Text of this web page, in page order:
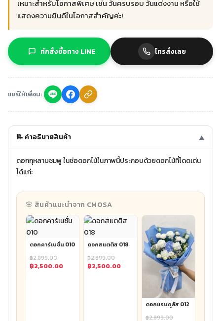
เหมาะสำหรับโอกาสพิเศษ เช่น วันครบรอบ วันแต่งงาน หรือใช้
แสดงความยินดีในโอกาสสำคัญค่ะ!
ทักสั่งซื้อทาง LINE โทรสั่งเลย
แชร์ให้เพื่อน:
📝 คำอธิบายสินค้า ▼
ดอกกุหลาบชมพู ในช่อดอกไม้ในภาพนี้ประกอบด้วยดอกไม้ที่โดดเด่น
ได้แก่:
🌸 สินค้าแนะนำจาก CMOSA
ดอกคาร์เนชั่น 010
฿2,899.00
Original
฿2,500.00
ดอกสแตติส 018
฿2,899.00
Original
฿2,500.00
ดอกแรนคูลัส 012
฿2,899.00